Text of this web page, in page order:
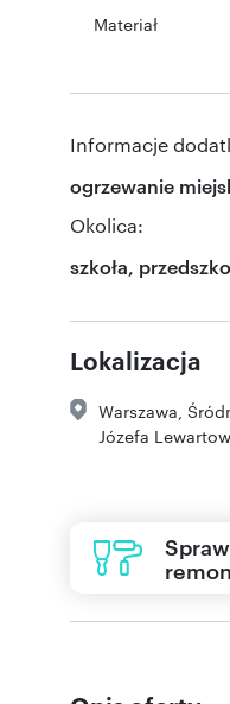
Materiał
Informacje
ogrzewanie
Okolica:
szkoła,
Lokalizacja
Warszawa
Józefa